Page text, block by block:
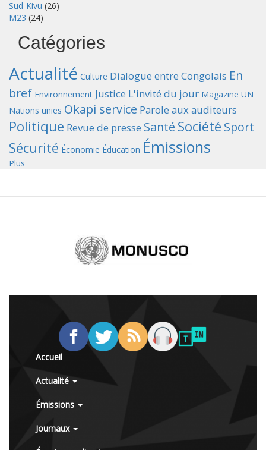
Sud-Kivu (26)
M23 (24)
Catégories
Actualité Culture Dialogue entre Congolais En
bref Environnement Justice L'invité du jour Magazine UN
Nations unies Okapi service Parole aux auditeurs
Politique Revue de presse Santé Société Sport
Sécurité Économie Éducation Émissions
Plus
Accueil
Actualité
Émissions
Journaux